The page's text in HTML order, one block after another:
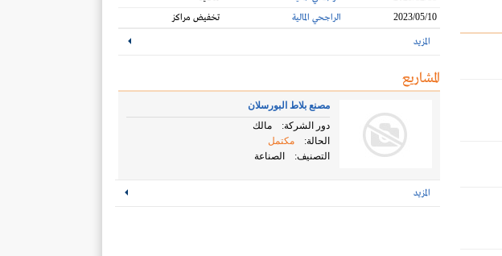
2023/05/10
الراجحي المالية تخفيض مراكز
المزيد
المشاريع
مصنع بلاط البورسلان
دور الشركة:
مالك
الحالة:
مكتمل
التصنيف:
الصناعة
المزيد